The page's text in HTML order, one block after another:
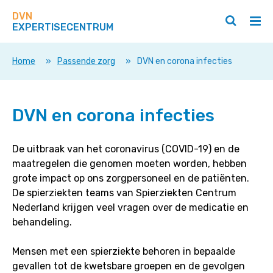
direct
op
deze
DVN
EXPERTISECENTRUM
/
Zoeken
/
sluiten
Home » Passende zorg » DVN en corona infecties
en
infecties
DVN en corona infecties
De uitbraak van het coronavirus (COVID-19) en de
maatregelen die genomen moeten worden, hebben
grote impact op ons zorgpersoneel en de patiënten.
De spierziekten teams van Spierziekten Centrum
Nederland krijgen veel vragen over de medicatie en
behandeling.
Mensen met een spierziekte behoren in bepaalde
gevallen tot de kwetsbare groepen en de gevolgen